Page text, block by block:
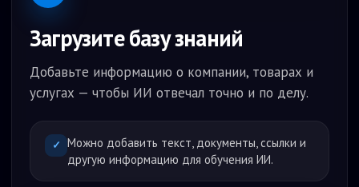
Загрузите базу знаний
Добавьте информацию о компании, товарах и
услугах — чтобы ИИ отвечал точно и по делу.
✓ Можно добавить текст, документы, ссылки и
другую информацию для обучения ИИ.